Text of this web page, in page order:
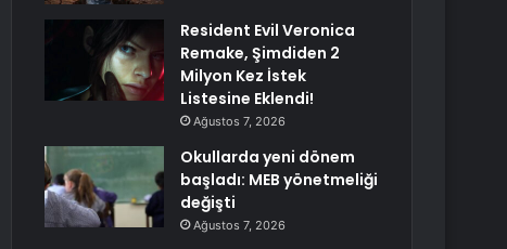
Resident Evil Veronica
Remake, Şimdiden 2
Milyon Kez İstek
Listesine Eklendi!
Ağustos 7, 2026
Okullarda yeni dönem
başladı: MEB yönetmeliği
değişti
Ağustos 7, 2026